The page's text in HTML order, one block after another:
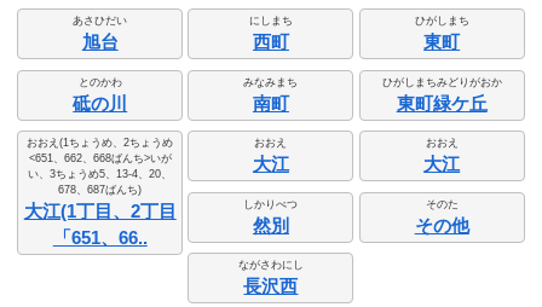
あさひだい
旭台
にしまち
西町
ひがしまち
東町
とのかわ
砥の川
みなみまち
南町
ひがしまちみどりがおか
東町緑ケ丘
おおえ(1ちょうめ、2ちょうめ
<651、662、668ばんち>いが
い、3ちょうめ5、13-4、20、
678、687ばんち)
大江(1丁目、2丁目
「651、66..
おおえ
大江
おおえ
大江
しかりべつ
然別
そのた
その他
ながさわにし
長沢西